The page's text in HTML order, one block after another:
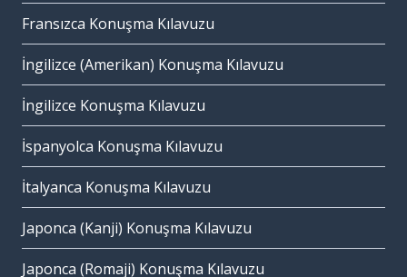
Fransızca Konuşma Kılavuzu
İngilizce (Amerikan) Konuşma Kılavuzu
İngilizce Konuşma Kılavuzu
İspanyolca Konuşma Kılavuzu
İtalyanca Konuşma Kılavuzu
Japonca (Kanji) Konuşma Kılavuzu
Japonca (Romaji) Konuşma Kılavuzu